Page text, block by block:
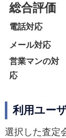
総合評価
電話対応
メール対応
営業マンの対
応
利用ユー
選択した査定